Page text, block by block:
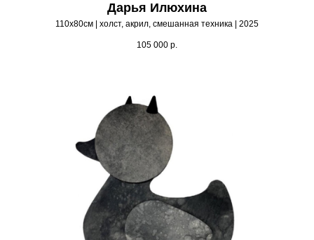
Дарья Илюхина
110х80см | холст, акрил, смешанная техника | 2025
105 000 р.